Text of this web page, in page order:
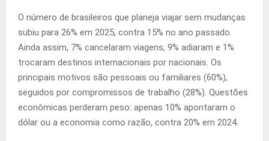
O número de brasileiros que planeja viajar sem mudanças
subiu para 26% em 2025, contra 15% no ano passado.
Ainda assim, 7% cancelaram viagens, 9% adiaram e 1%
trocaram destinos internacionais por nacionais. Os
principais motivos são pessoais ou familiares (60%),
seguidos por compromissos de trabalho (28%). Questões
econômicas perderam peso: apenas 10% apontaram o
dólar ou a economia como razão, contra 20% em 2024.